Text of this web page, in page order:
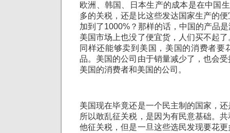
欧洲、韩国、日本生产的成本是在中国
多的关税，还是比这些发达国家生产的
加到了1000%？那样的话，中国的产品
美国市场上也没了便宜货，人们买不起
同样还能够卖到美国，美国的消费者要
品。美国的公司由于销量减少了，也会
美国的消费者和美国的公司。
美国现在毕竟还是一个民主制的国家，
所以敢乱征关税，是因为有民意基础。
他征关税，但是一旦这些选民发现要花